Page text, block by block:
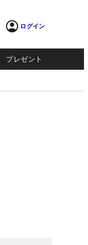
ログイン
プレゼント